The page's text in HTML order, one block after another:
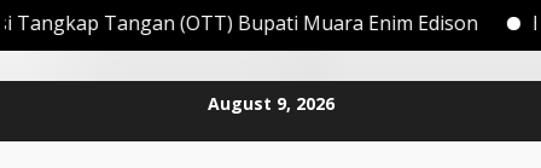
Bupati Muara Enim Edison Berikut nama -
August 9, 2026